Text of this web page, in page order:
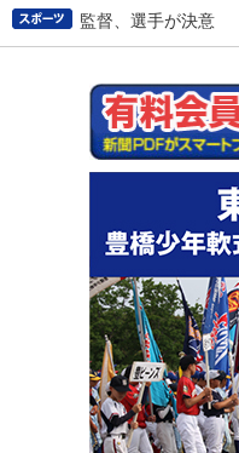
監督、選手が決意